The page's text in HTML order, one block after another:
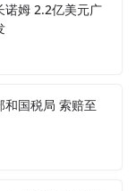
诺姆 2.2亿美元广
和国税局 索赔至